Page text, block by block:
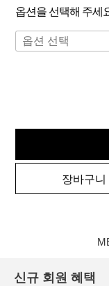
옵션을 선택해 주세
장바구니
신규 회원 혜택